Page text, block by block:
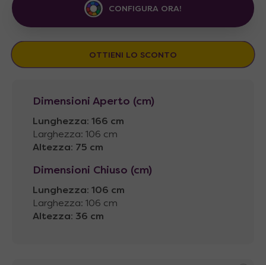
CONFIGURA ORA!
OTTIENI LO SCONTO
Dimensioni Aperto (cm)
Lunghezza: 166 cm
Larghezza: 106 cm
Altezza: 75 cm
Dimensioni Chiuso (cm)
Lunghezza: 106 cm
Larghezza: 106 cm
Altezza: 36 cm